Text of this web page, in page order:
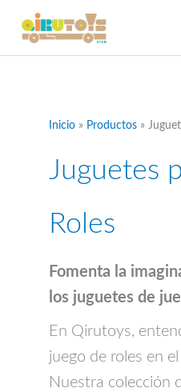
Inicio Productos
Juguetes
Roles
Fomenta la
los juguetes de
En Qirutoys,
juego de roles en
Nuestra colección